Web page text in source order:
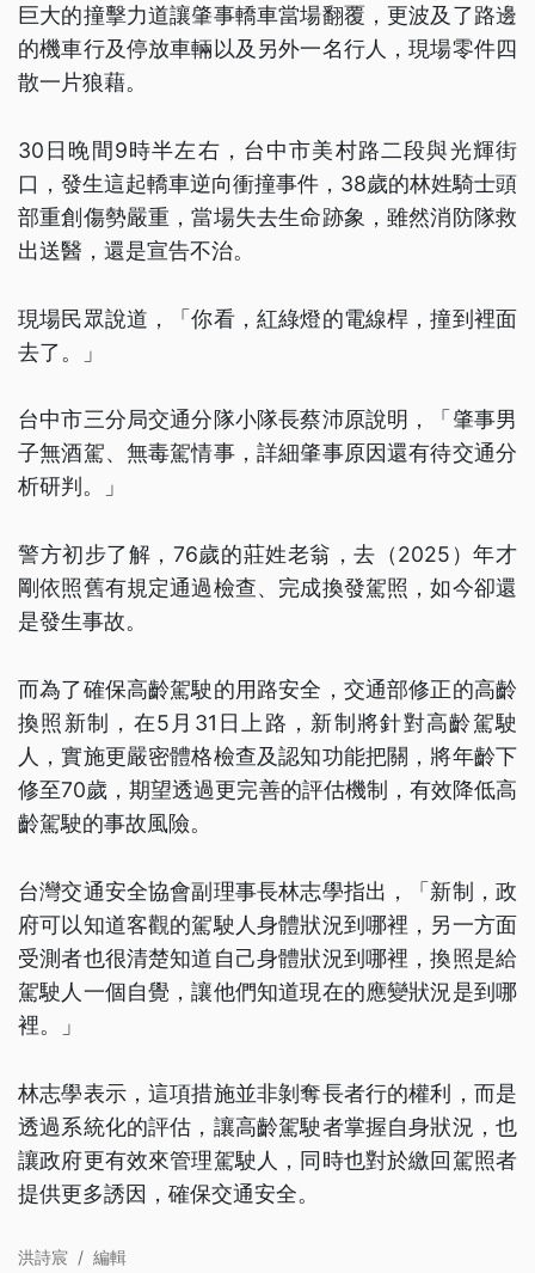
巨大的撞擊力道讓肇事轎車當場翻覆，更波及了路邊
的機車行及停放車輛以及另外一名行人，現場零件四
散一片狼藉。
30日晚間9時半左右，台中市美村路二段與光輝街
口，發生這起轎車逆向衝撞事件，38歲的林姓騎士頭
部重創傷勢嚴重，當場失去生命跡象，雖然消防隊救
出送醫，還是宣告不治。
現場民眾說道，「你看，紅綠燈的電線桿，撞到裡面
去了。」
台中市三分局交通分隊小隊長蔡沛原說明，「肇事男
子無酒駕、無毒駕情事，詳細肇事原因還有待交通分
析研判。」
警方初步了解，76歲的莊姓老翁，去（2025）年才
剛依照舊有規定通過檢查、完成換發駕照，如今卻還
是發生事故。
而為了確保高齡駕駛的用路安全，交通部修正的高齡
換照新制，在5月31日上路，新制將針對高齡駕駛
人，實施更嚴密體格檢查及認知功能把關，將年齡下
修至70歲，期望透過更完善的評估機制，有效降低高
齡駕駛的事故風險。
台灣交通安全協會副理事長林志學指出，「新制，政
府可以知道客觀的駕駛人身體狀況到哪裡，另一方面
受測者也很清楚知道自己身體狀況到哪裡，換照是給
駕駛人一個自覺，讓他們知道現在的應變狀況是到哪
裡。」
林志學表示，這項措施並非剝奪長者行的權利，而是
透過系統化的評估，讓高齡駕駛者掌握自身狀況，也
讓政府更有效來管理駕駛人，同時也對於繳回駕照者
提供更多誘因，確保交通安全。
洪詩宸 / 編輯